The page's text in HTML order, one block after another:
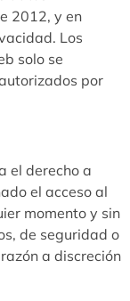
2012, y en
Los
solo se
por
el derecho a
el acceso al
momento y sin
de seguridad o
a discreción